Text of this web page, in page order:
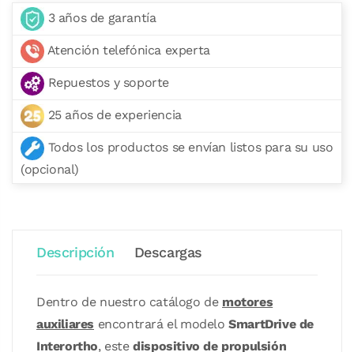
3 años de garantía
Atención telefónica experta
Repuestos y soporte
25 años de experiencia
Todos los productos se envían listos para su uso
(opcional)
Descripción Descargas
Dentro de nuestro catálogo de motores
auxiliares encontrará el modeloSmartDrive de
Interortho, estedispositivo de propulsión